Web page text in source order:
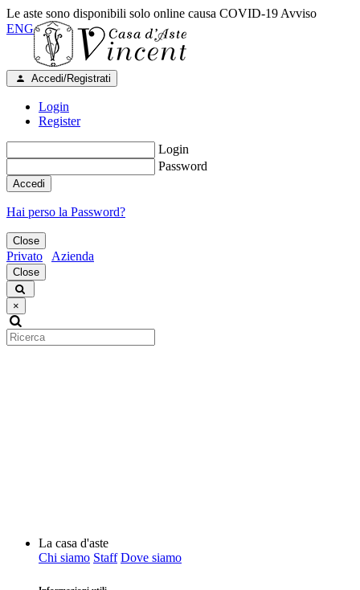
Le aste sono disponibili solo online causa COVID-19 Avviso
ENG
Accedi/Registrati
Login
Register
Login
Password
Accedi
Hai perso la Password?
Close
Privato Azienda
Close
×
La casa d'aste
Chi siamo Staff Dove siamo